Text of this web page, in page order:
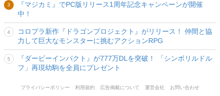
『マジカミ』でPC版リリース1周年記念キャンペーンが開催
中！
コロプラ新作『ドラゴンプロジェクト』がリリース！ 仲間と協
力して巨大なモンスターに挑むアクションRPG
『ダービーインパクト』が777万DLを突破！ 「シンボリルドル
フ」再現幼駒を全員にプレゼント
プライバシーポリシー 利用規約 広告掲載について 運営会社 お問い合わせ